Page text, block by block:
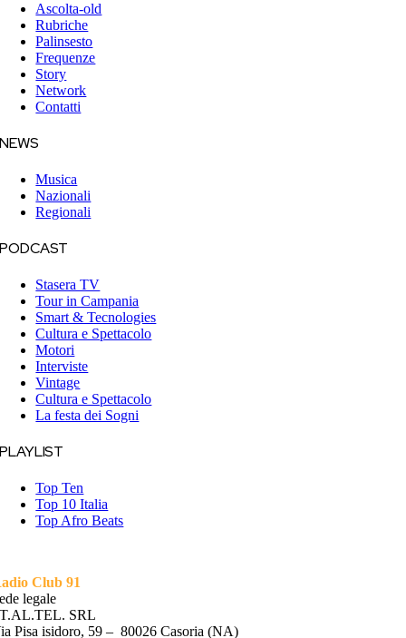
Ascolta-old
Rubriche
Palinsesto
Frequenze
Story
Network
Contatti
NEWS
Musica
Nazionali
Regionali
PODCAST
Stasera TV
Tour in Campania
Smart & Tecnologies
Cultura e Spettacolo
Motori
Interviste
Vintage
Cultura e Spettacolo
La festa dei Sogni
PLAYLIST
Top Ten
Top 10 Italia
Top Afro Beats
Club 91
legale
SRL
Pisa isidoro, 59 – 80026 Casoria (NA)